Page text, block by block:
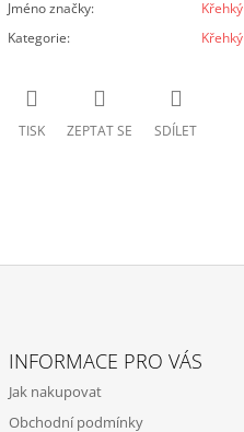
Jméno značky:
Křehký
Kategorie: Křehký
TISK ZEPTAT SE SDÍLET
INFORMACE PRO VÁS
Jak nakupovat
Obchodní podmínky